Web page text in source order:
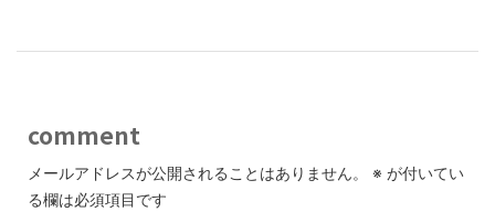
comment
メールアドレスが公開されることはありません。 ※ が付いてい
る欄は必須項目です